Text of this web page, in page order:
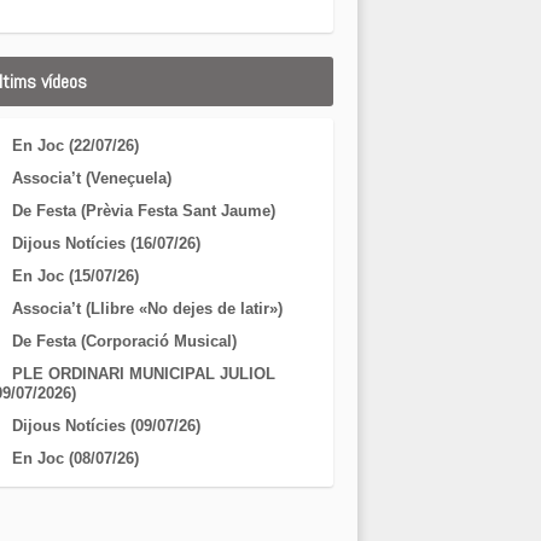
vídeos
En Joc (22/07/26)
Associa’t (Veneçuela)
De Festa (Prèvia Festa Sant Jaume)
Dijous Notícies (16/07/26)
En Joc (15/07/26)
Associa’t (Llibre «No dejes de latir»)
De Festa (Corporació Musical)
PLE ORDINARI MUNICIPAL JULIOL
07/2026)
Dijous Notícies (09/07/26)
En Joc (08/07/26)